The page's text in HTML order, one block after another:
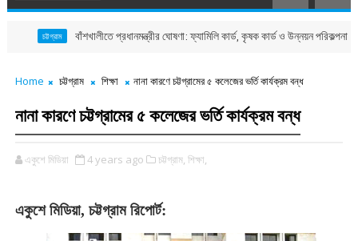
বাঁশখালীতে প্রধানমন্ত্রীর ঘোষণা: ফ্যামিলি কার্ড, কৃষক কার্ড ও উন্নয়ন পরিকল্পনার বার্তা
Home চট্টগ্রাম শিক্ষা নানা কারণে চট্টগ্রামের ৫ কলেজের ভর্তি কার্যক্রম বন্ধ
নানা কারণে চট্টগ্রামের ৫ কলেজের ভর্তি কার্যক্রম বন্ধ
একুশে মিডিয়া 4 years ago চট্টগ্রাম, শিক্ষা,
একুশে মিডিয়া, চট্টগ্রাম রিপোর্ট: